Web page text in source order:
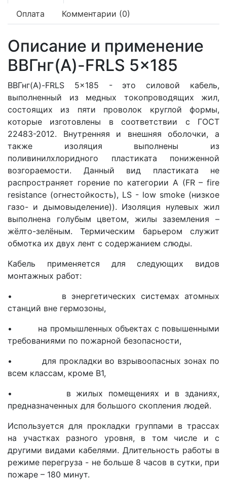
Оплата Комментарии (0)
Описание и применение
ВВГнг(A)-FRLS 5x185
ВВГнг(A)-FRLS 5x185 - это силовой кабель,
выполненный из медных токопроводящих жил,
состоящих из пяти проволок круглой формы,
которые изготовлены в соответствии с ГОСТ
22483-2012. Внутренняя и внешняя оболочки, а
также изоляция выполнены из
поливинилхлоридного пластиката пониженной
возгораемости. Данный вид пластиката не
распространяет горение по категории A (FR – fire
resistance (огнестойкость), LS - low smoke (низкое
газо- и дымовыделение)). Изоляция нулевых жил
выполнена голубым цветом, жилы заземления –
жёлто-зелёным. Термическим барьером служит
обмотка их двух лент с содержанием слюды.
Кабель применяется для следующих видов
монтажных работ:
• в энергетических системах атомных
станций вне гермозоны,
• на промышленных объектах с повышенными
требованиями по пожарной безопасности,
• для прокладки во взрывоопасных зонах по
всем классам, кроме В1,
• в жилых помещениях и в зданиях,
предназначенных для большого скопления людей.
Используется для прокладки группами в трассах
на участках разного уровня, в том числе и с
другими видами кабелями. Длительность работы в
режиме перегруза - не больше 8 часов в сутки, при
пожаре – 180 минут.